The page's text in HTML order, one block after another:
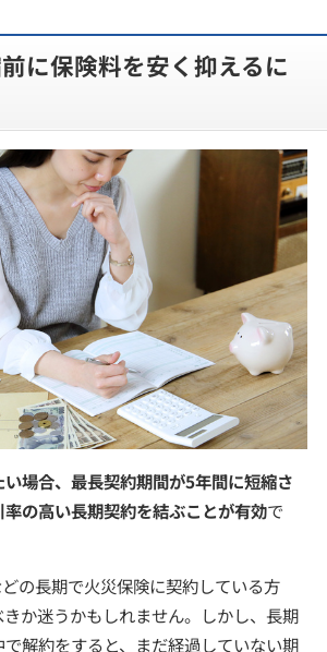
に保険料を安く抑えるに
場合、最長契約期間が5年間に短縮さ
の高い長期契約を結ぶことが有効で
の長期で火災保険に契約している方
か迷うかもしれません。しかし、長期
解約をすると、まだ経過していない期